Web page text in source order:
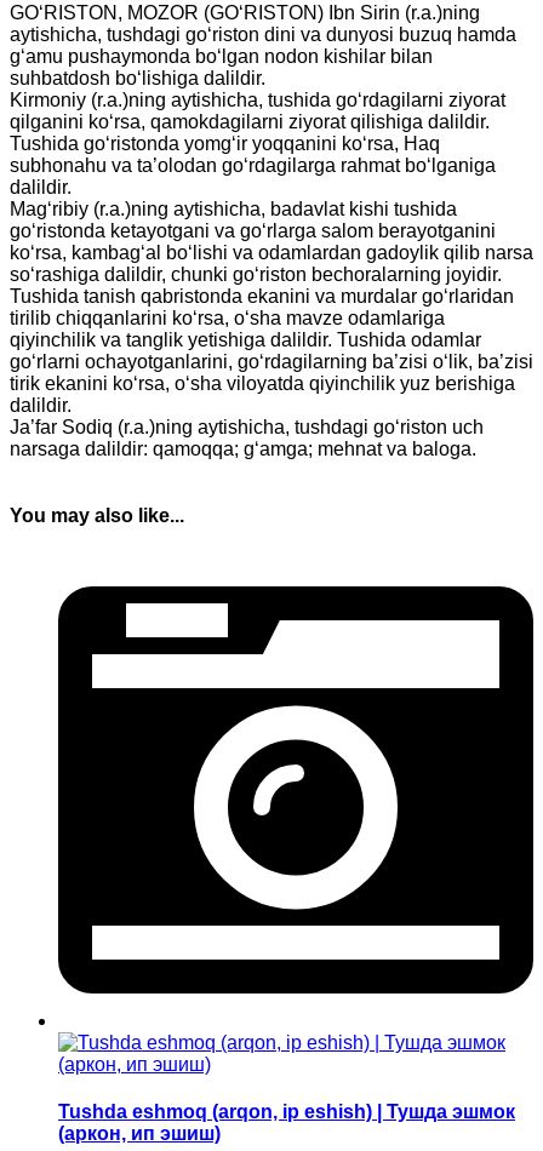
GO‘RISTON, MOZOR (GO‘RISTON) Ibn Sirin (r.a.)ning
aytishicha, tushdagi go‘riston dini va dunyosi buzuq hamda
g‘amu pushaymonda bo‘lgan nodon kishilar bilan
suhbatdosh bo‘lishiga dalildir.
Kirmoniy (r.a.)ning aytishicha, tushida go‘rdagilarni ziyorat
qilganini ko‘rsa, qamokdagilarni ziyorat qilishiga dalildir.
Tushida go‘ristonda yomg‘ir yoqqanini ko‘rsa, Haq
subhonahu va ta’olodan go‘rdagilarga rahmat bo‘lganiga
dalildir.
Mag‘ribiy (r.a.)ning aytishicha, badavlat kishi tushida
go‘ristonda ketayotgani va go‘rlarga salom berayotganini
ko‘rsa, kambag‘al bo‘lishi va odamlardan gadoylik qilib narsa
so‘rashiga dalildir, chunki go‘riston bechoralarning joyidir.
Tushida tanish qabristonda ekanini va murdalar go‘rlaridan
tirilib chiqqanlarini ko‘rsa, o‘sha mavze odamlariga
qiyinchilik va tanglik yetishiga dalildir. Tushida odamlar
go‘rlarni ochayotganlarini, go‘rdagilarning ba’zisi o‘lik, ba’zisi
tirik ekanini ko‘rsa, o‘sha viloyatda qiyinchilik yuz berishiga
dalildir.
Ja’far Sodiq (r.a.)ning aytishicha, tushdagi go‘riston uch
narsaga dalildir: qamoqqa; g‘amga; mehnat va baloga.
You may also like...
Tushda eshmoq (arqon, ip eshish) | Тушда эшмок
(аркон, ип эшиш)